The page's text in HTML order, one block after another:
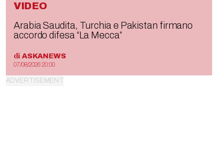
VIDEO
Arabia Saudita, Turchia e Pakistan firmano
accordo difesa “La Mecca”
di ASKANEWS
07/08/2026 20:00